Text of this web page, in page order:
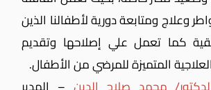
وعلاج ومتابعة دورية لأطفالنا الذين
كما تعمل علي إصلاحها وتقديم
المتميزة للمرضي من الأطفال.